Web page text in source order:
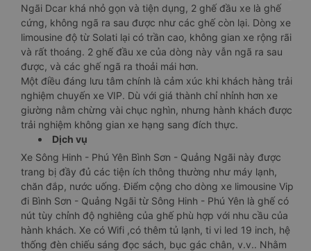
Ngãi Dcar khá nhỏ gọn và tiện dụng, 2 ghế đầu xe là ghế
cứng, không ngã ra sau được như các ghế còn lại. Dòng xe
limousine độ từ Solati lại có trần cao, không gian xe rộng rãi
và rất thoáng. 2 ghế đầu xe của dòng này vẫn ngã ra sau
được, và các ghế ngã ra thoải mái hơn.
Một điều đáng lưu tâm chính là cảm xúc khi khách hàng trải
nghiệm chuyến xe VIP. Dù với giá thành chỉ nhỉnh hơn xe
giường nằm chừng vài chục nghìn, nhưng hành khách được
trải nghiệm không gian xe hạng sang đích thực.
Dịch vụ
Xe Sông Hinh - Phú Yên Bình Sơn - Quảng Ngãi này được
trang bị đầy đủ các tiện ích thông thường như máy lạnh,
chăn đắp, nước uống. Điểm cộng cho dòng xe limousine Vip
đi Bình Sơn - Quảng Ngãi từ Sông Hinh - Phú Yên là ghế có
nút tùy chỉnh độ nghiêng của ghế phù hợp với nhu cầu của
hành khách. Xe có Wifi ,có thêm tủ lạnh, ti vi led 19 inch, hệ
thống đèn chiếu sáng đọc sách, bục gác chân, v.v.. Nhằm